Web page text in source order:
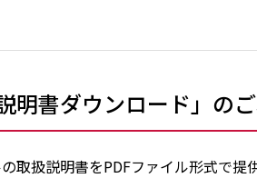
明書ダウンロード」の
取扱説明書をPDFファイル形式で提